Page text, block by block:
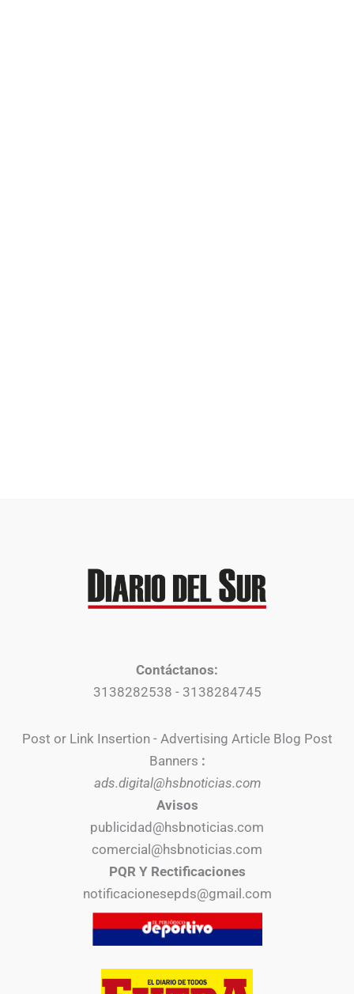
Contáctanos:
3138282538 - 3138284745
Post or Link Insertion - Advertising Article Blog Post
Banners :
ads.digital@hsbnoticias.com
Avisos
publicidad@hsbnoticias.com
comercial@hsbnoticias.com
PQR Y Rectificaciones
notificacionesepds@gmail.com